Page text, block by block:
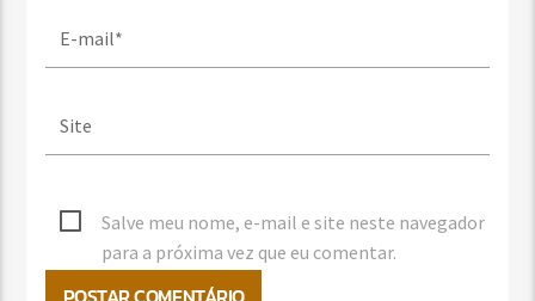
Salve meu nome, e-mail e site neste navegador
para a próxima vez que eu comentar.